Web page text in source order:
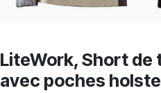
LiteWork, Short de
avec poches